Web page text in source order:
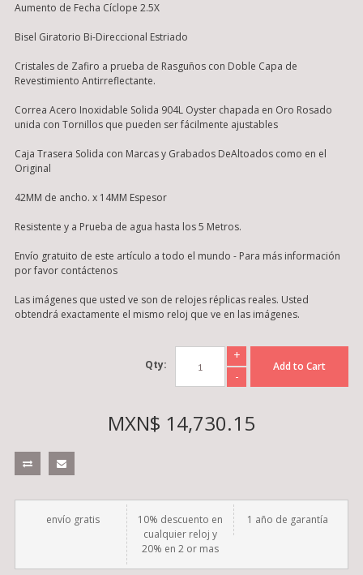
Aumento de Fecha Cíclope 2.5X
Bisel Giratorio Bi-Direccional Estriado
Cristales de Zafiro a prueba de Rasguños con Doble Capa de
Revestimiento Antirreflectante.
Correa Acero Inoxidable Solida 904L Oyster chapada en Oro Rosado
unida con Tornillos que pueden ser fácilmente ajustables
Caja Trasera Solida con Marcas y Grabados DeAltoados como en el
Original
42MM de ancho. x 14MM Espesor
Resistente y a Prueba de agua hasta los 5 Metros.
Envío gratuito de este artículo a todo el mundo - Para más información
por favor contáctenos
Las imágenes que usted ve son de relojes réplicas reales. Usted
obtendrá exactamente el mismo reloj que ve en las imágenes.
Qty:
+
-
Add to Cart
MXN$ 14,730.15
envío gratis
10% descuento en
cualquier reloj y
20% en 2 or mas
1 año de garantía